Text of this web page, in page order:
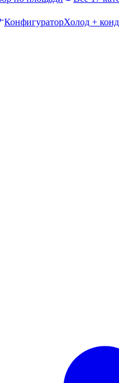
КонфигураторХолод +